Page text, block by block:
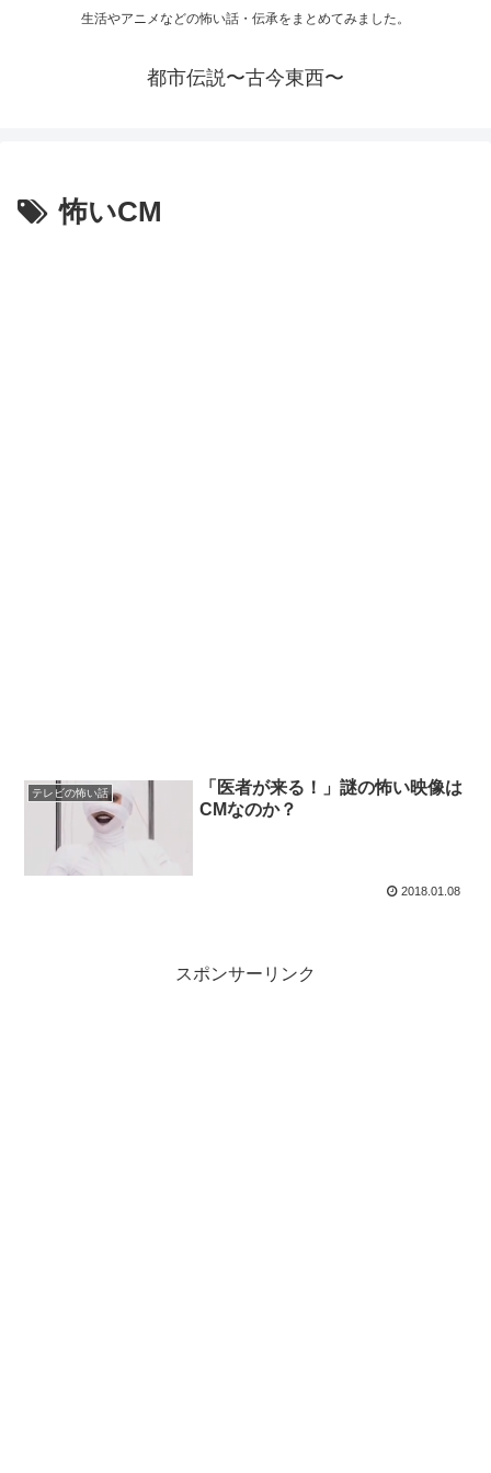
生活やアニメなどの怖い話・伝承をまとめてみました。
都市伝説〜古今東西〜
怖いCM
テレビの怖い話
「医者が来る！」謎の怖い映像は
CMなのか？
2018.01.08
スポンサーリンク